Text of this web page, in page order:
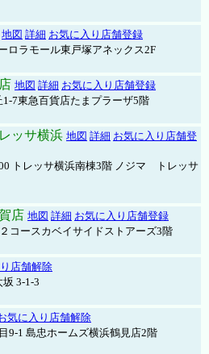
地図 詳細 お気に入り店舗登録
ラモール東戸塚アネックス2F
地図 詳細 お気に入り店舗登録
7東急百貨店たまプラーザ5階
ッサ横浜 地図 詳細 お気に入り店舗登
トレッサ横浜南棟3階 ノジマ トレッサ
店 地図 詳細 お気に入り店舗登録
コースカベイサイドストアーズ3階
店舗解除
3-1-3
気に入り店舗解除
9-1 島忠ホームズ横浜鶴見店2階